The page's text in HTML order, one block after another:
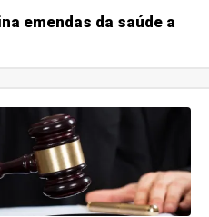
emendas da saúde a